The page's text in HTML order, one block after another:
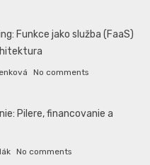
Funkce jako služba (FaaS)
No comments
Pilere, financovanie a
No comments